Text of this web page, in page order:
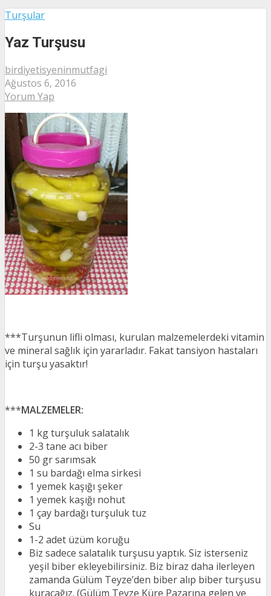
Turşular
Yaz Turşusu
birdiyetisyeninmutfagi
Ağustos 6, 2016
Yorum Yap
***Turşunun lifli olması, kurulan malzemelerdeki vitamin
ve mineral sağlık için yararladır. Fakat tansiyon hastaları
için turşu yasaktır!
***MALZEMELER:
1 kg turşuluk salatalık
2-3 tane acı biber
50 gr sarımsak
1 su bardağı elma sirkesi
1 yemek kaşığı şeker
1 yemek kaşığı nohut
1 çay bardağı turşuluk tuz
Su
1-2 adet üzüm koruğu
Biz sadece salatalık turşusu yaptık. Siz isterseniz
yeşil biber ekleyebilirsiniz. Biz biraz daha ilerleyen
zamanda Gülüm Teyze’den biber alıp biber turşusu
kuracağız. (Gülüm Teyze Küre Pazarına gelen ve